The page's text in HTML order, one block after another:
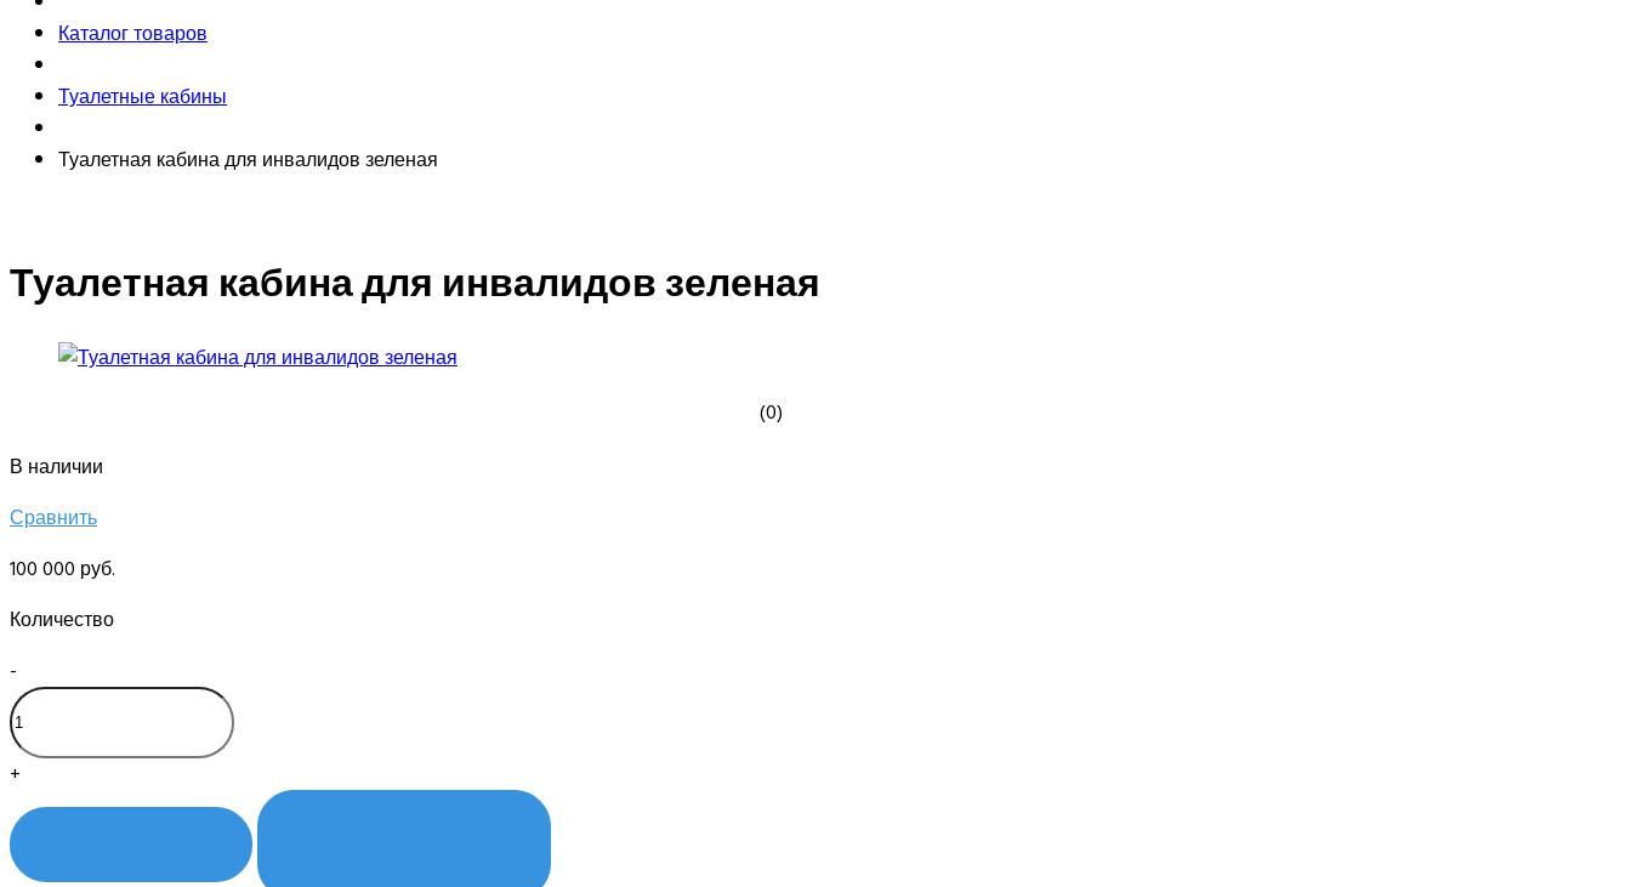
Каталог товаров
Туалетные кабины
Туалетная кабина для инвалидов зеленая
Туалетная кабина для инвалидов зеленая
(0)
В наличии
Сравнить
100 000 руб.
Количество
-
+